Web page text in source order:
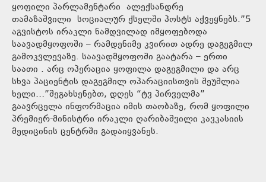
ყოფილი პარლამენტარი ალექსანდრე
თამაზაშვილი სოციალურ ქსელში პოსტს აქვეყნებს.”5
აგვისტოს ირაკლი ნამდვილად იმყოფებოდა
საავადმყოფოში – რამდენიმე კვირით ადრე დაგეგმილ
გამოკვლევაზე. საავადმყოფოში გაატარა – ერთი
საათი . არც ოპერაცია ყოფილა დაგეგმილი და არც
სხვა პაციენტის დაგეგმილ ოპარაციისთვის შეუშლია
ხელი…”შეგახსენებთ, დღეს “ტვ პირველმა”
გაავრცელა ინფორმაცია იმის თაობაზე, რომ ყოფილი
პრემიერ-მინისტრი ირაკლი ღარიბაშვილი კავკასიის
მედიცინის ცენტრში გადაიყვანეს.